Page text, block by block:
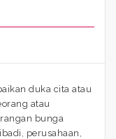
duka cita atau
atau
bunga
perusahaan,